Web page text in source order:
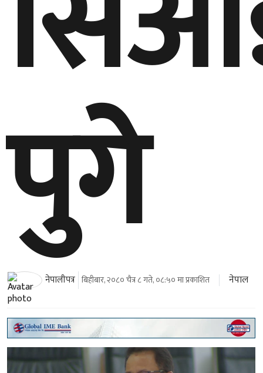
पुगे
नेपालीपत्र बिहीबार, २०८० चैत्र ८ गते, ०८:५० मा प्रकाशित नेपाल